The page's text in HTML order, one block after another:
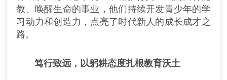
教、唤醒生命的事业，他们持续开发青少年的学
习动力和创造力，点亮了时代新人的成长成才之
路。
笃行致远，以躬耕态度扎根教育沃土